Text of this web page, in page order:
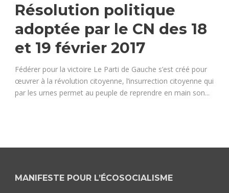
Résolution politique
adoptée par le CN des 18
et 19 février 2017
Fédérer pour la victoire Le Parti de Gauche s’est créé pour
œuvrer à la révolution citoyenne, l’insurrection citoyenne qui
par les urnes permet au peuple de reprendre en main son...
MANIFESTE POUR L’ÉCOSOCIALISME